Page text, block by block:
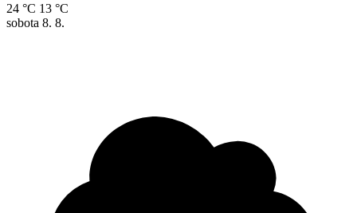
24 °C 13 °C
sobota 8. 8.